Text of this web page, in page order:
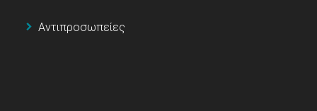
Αντιπροσωπείες